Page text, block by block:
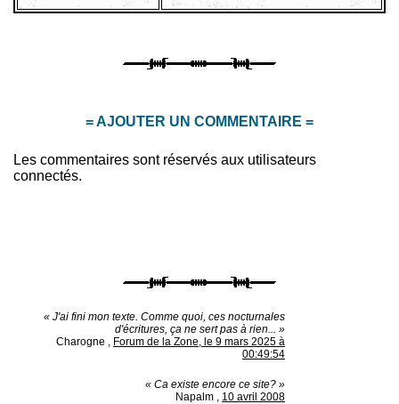
= AJOUTER UN COMMENTAIRE =
Les commentaires sont réservés aux utilisateurs
connectés.
« J'ai fini mon texte. Comme quoi, ces nocturnales
d'écritures, ça ne sert pas à rien... »
Charogne , Forum de la Zone, le 9 mars 2025 à
00:49:54
« Ca existe encore ce site? »
Napalm , 10 avril 2008